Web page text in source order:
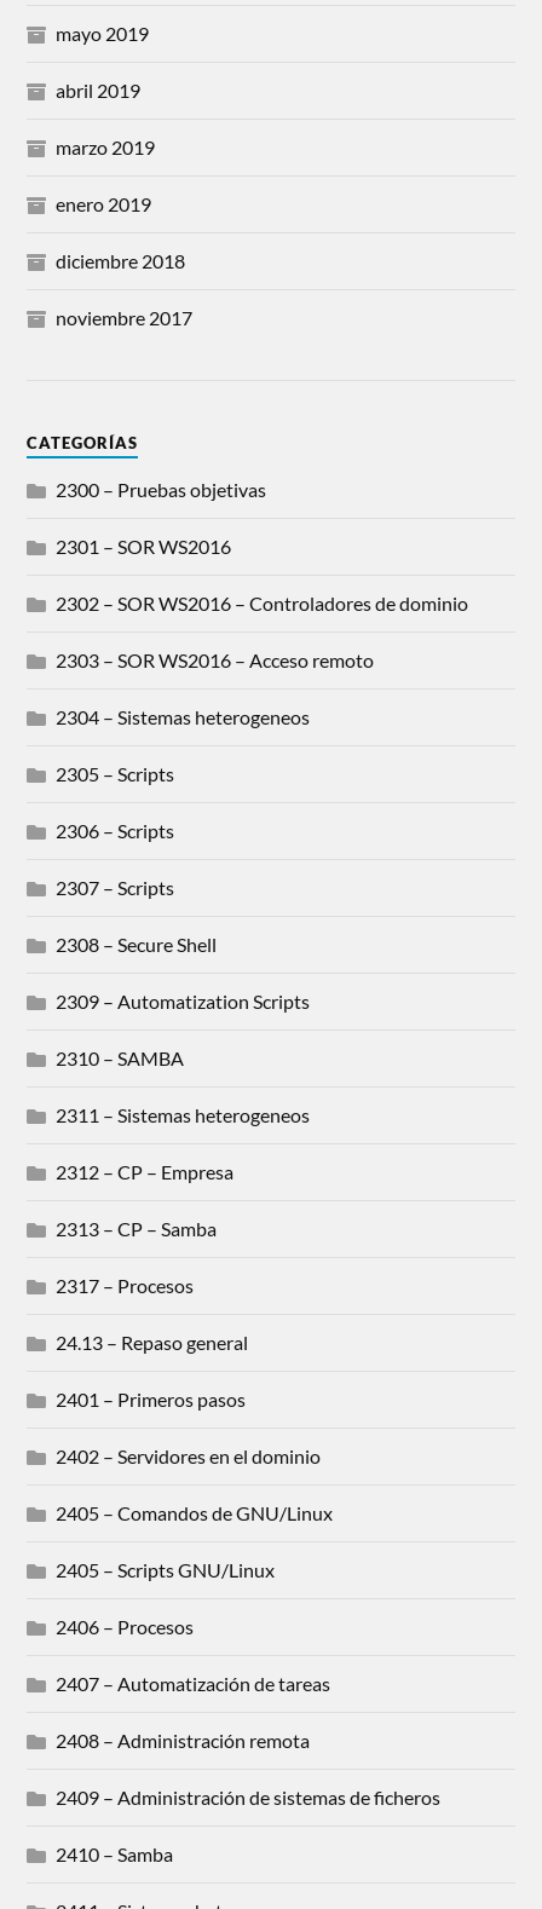
mayo 2019
abril 2019
marzo 2019
enero 2019
diciembre 2018
noviembre 2017
CATEGORÍAS
2300 – Pruebas objetivas
2301 – SOR WS2016
2302 – SOR WS2016 – Controladores de dominio
2303 – SOR WS2016 – Acceso remoto
2304 – Sistemas heterogeneos
2305 – Scripts
2306 – Scripts
2307 – Scripts
2308 – Secure Shell
2309 – Automatization Scripts
2310 – SAMBA
2311 – Sistemas heterogeneos
2312 – CP – Empresa
2313 – CP – Samba
2317 – Procesos
24.13 – Repaso general
2401 – Primeros pasos
2402 – Servidores en el dominio
2405 – Comandos de GNU/Linux
2405 – Scripts GNU/Linux
2406 – Procesos
2407 – Automatización de tareas
2408 – Administración remota
2409 – Administración de sistemas de ficheros
2410 – Samba